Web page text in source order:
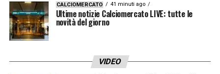
uno step di crescita. Ha avuto un percorso
simile a quello di Paleari, ha giocato in C, poi
è stato bravo a farsi trovare pronto. Oggi
migliora anno dopo anno: questo è sinonimo
CALCIOMERCATO 41 minuti ago
Ultime notizie Calciomercato LIVE: tutte le
novità del giorno
VIDEO